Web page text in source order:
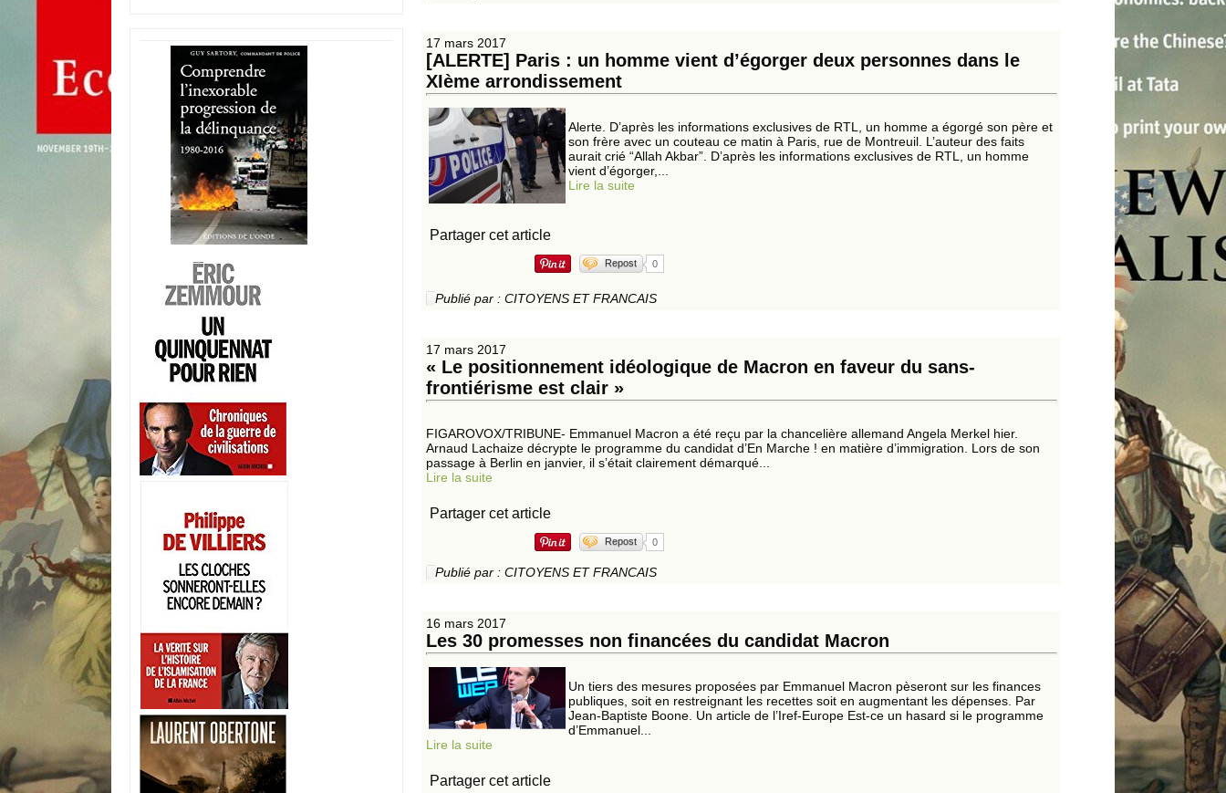
17 mars 2017
[ALERTE] Paris : un homme vient d’égorger deux personnes dans le
XIème arrondissement
Alerte. D’après les informations exclusives de RTL, un homme a égorgé son père et
son frère avec un couteau ce matin à Paris, rue de Montreuil. L’auteur des faits
aurait crié “Allah Akbar”. D’après les informations exclusives de RTL, un homme
vient d’égorger,...
Lire la suite
Partager cet article
Repost 0
Publié par : CITOYENS ET FRANCAIS
17 mars 2017
« Le positionnement idéologique de Macron en faveur du sans-
frontiérisme est clair »
FIGAROVOX/TRIBUNE- Emmanuel Macron a été reçu par la chancelière allemand Angela Merkel hier.
Arnaud Lachaize décrypte le programme du candidat d’En Marche ! en matière d’immigration. Lors de son
passage à Berlin en janvier, il s’était clairement démarqué...
Lire la suite
Partager cet article
Repost 0
Publié par : CITOYENS ET FRANCAIS
16 mars 2017
Les 30 promesses non financées du candidat Macron
Un tiers des mesures proposées par Emmanuel Macron pèseront sur les finances
publiques, soit en restreignant les recettes soit en augmentant les dépenses. Par
Jean-Baptiste Boone. Un article de l’Iref-Europe Est-ce un hasard si le programme
d’Emmanuel...
Lire la suite
Partager cet article